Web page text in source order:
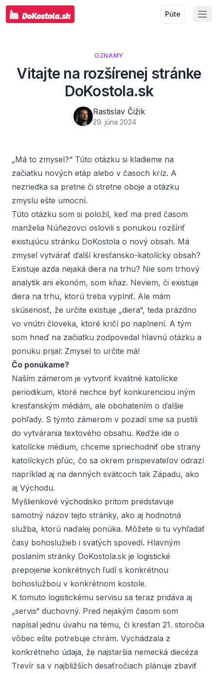
Púte
OZNAMY
Vitajte na rozšírenej stránke
DoKostola.sk
Rastislav Čižik
29. júna 2024
„Má to zmysel?“ Túto otázku si kladieme na
začiatku nových etáp alebo v časoch kríz. A
nezriedka sa pretne či stretne oboje a otázku
zmyslu ešte umocní.
Túto otázku som si položil, keď ma pred časom
manželia Núñezovci oslovili s ponukou rozšíriť
existujúcu stránku DoKostola o nový obsah. Má
zmysel vytvárať ďalší kresťansko-katolícky obsah?
Existuje azda nejaká diera na trhu? Nie som trhový
analytik ani ekonóm, som kňaz. Neviem, či existuje
diera na trhu, ktorú treba vyplniť. Ale mám
skúsenosť, že určite existuje „diera“, teda prázdno
vo vnútri človeka, ktoré kričí po naplnení. A tým
som hneď na začiatku zodpovedal hlavnú otázku a
ponuku prijal: Zmysel to určite má!
Čo ponúkame?
Naším zámerom je vytvoriť kvalitné katolícke
periodikum, ktoré nechce byť konkurenciou iným
kresťanským médiám, ale obohatením o ďalšie
pohľady. S týmto zámerom v pozadí sme sa pustili
do vytvárania textového obsahu. Keďže ide o
katolícke médium, chceme spriechodniť obe strany
katolíckych pľúc, čo sa okrem prispievateľov odrazí
napríklad aj na denných svätcoch tak Západu, ako
aj Východu.
Myšlienkové východisko pritom predstavuje
samotný názov tejto stránky, ako aj hodnotná
služba, ktorú naďalej ponúka. Môžete si tu vyhľadať
časy bohoslužieb i svätých spovedí. Hlavným
poslaním stránky DoKostola.sk je logistické
prepojenie konkrétnych ľudí s konkrétnou
bohoslužbou v konkrétnom kostole.
K tomuto logistickému servisu sa teraz pridáva aj
„servis“ duchovný. Pred nejakým časom som
napísal jednu úvahu na tému, či kresťan 21. storočia
vôbec ešte potrebuje chrám. Vychádzala z
konkrétneho údaja, že najstaršia nemecká diecéza
Trevír sa v najbližších desaťročiach plánuje zbaviť